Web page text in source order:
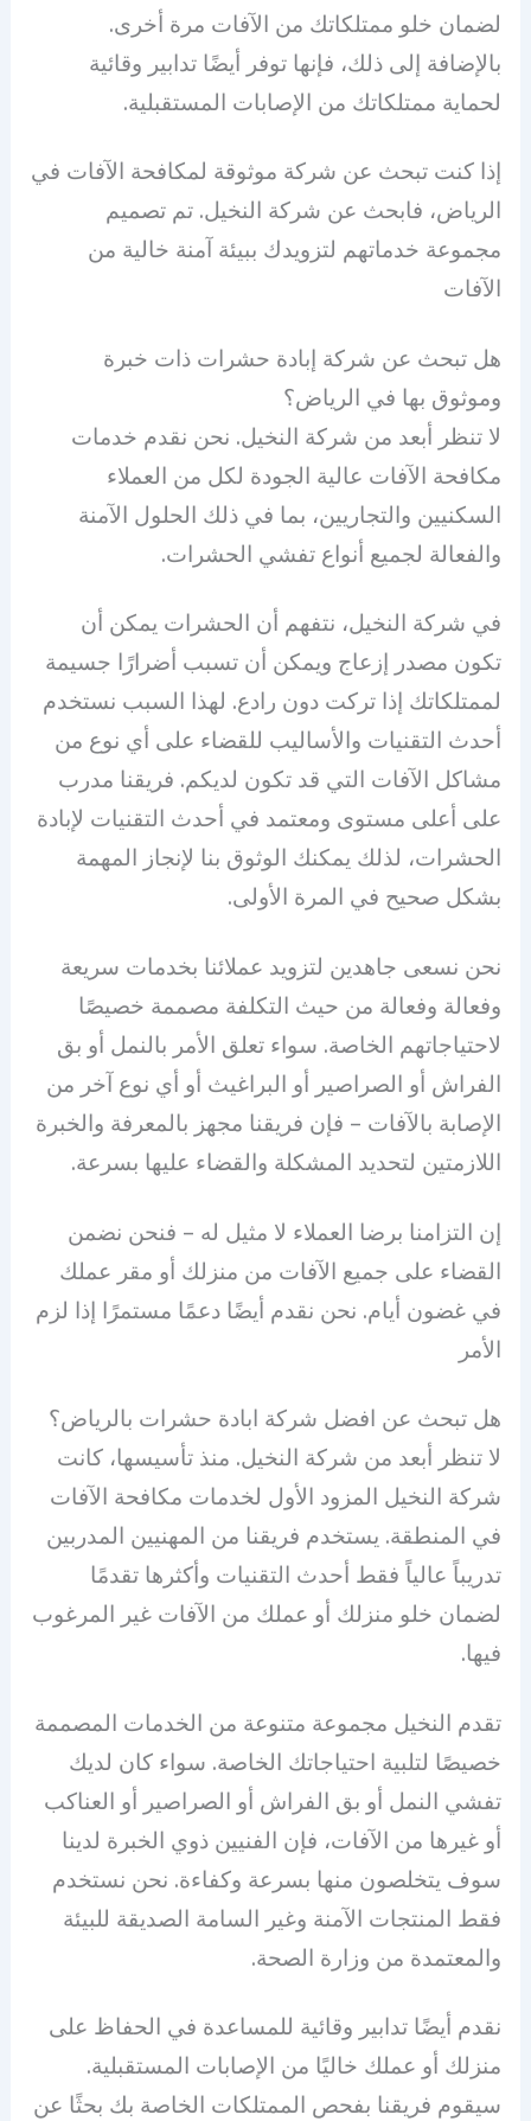
لضمان خلو ممتلكاتك من الآفات مرة أخرى.
بالإضافة إلى ذلك، فإنها توفر أيضًا تدابير وقائية
لحماية ممتلكاتك من الإصابات المستقبلية.
إذا كنت تبحث عن شركة موثوقة لمكافحة الآفات في
الرياض، فابحث عن شركة النخيل. تم تصميم
مجموعة خدماتهم لتزويدك ببيئة آمنة خالية من
الآفات
هل تبحث عن شركة إبادة حشرات ذات خبرة
وموثوق بها في الرياض؟
لا تنظر أبعد من شركة النخيل. نحن نقدم خدمات
مكافحة الآفات عالية الجودة لكل من العملاء
السكنيين والتجاريين، بما في ذلك الحلول الآمنة
والفعالة لجميع أنواع تفشي الحشرات.
في شركة النخيل، نتفهم أن الحشرات يمكن أن
تكون مصدر إزعاج ويمكن أن تسبب أضرارًا جسيمة
لممتلكاتك إذا تركت دون رادع. لهذا السبب نستخدم
أحدث التقنيات والأساليب للقضاء على أي نوع من
مشاكل الآفات التي قد تكون لديكم. فريقنا مدرب
على أعلى مستوى ومعتمد في أحدث التقنيات لإبادة
الحشرات، لذلك يمكنك الوثوق بنا لإنجاز المهمة
بشكل صحيح في المرة الأولى.
نحن نسعى جاهدين لتزويد عملائنا بخدمات سريعة
وفعالة وفعالة من حيث التكلفة مصممة خصيصًا
لاحتياجاتهم الخاصة. سواء تعلق الأمر بالنمل أو بق
الفراش أو الصراصير أو البراغيث أو أي نوع آخر من
الإصابة بالآفات – فإن فريقنا مجهز بالمعرفة والخبرة
اللازمتين لتحديد المشكلة والقضاء عليها بسرعة.
إن التزامنا برضا العملاء لا مثيل له – فنحن نضمن
القضاء على جميع الآفات من منزلك أو مقر عملك
في غضون أيام. نحن نقدم أيضًا دعمًا مستمرًا إذا لزم
الأمر
هل تبحث عن افضل شركة ابادة حشرات بالرياض؟
لا تنظر أبعد من شركة النخيل. منذ تأسيسها، كانت
شركة النخيل المزود الأول لخدمات مكافحة الآفات
في المنطقة. يستخدم فريقنا من المهنيين المدربين
تدريباً عالياً فقط أحدث التقنيات وأكثرها تقدمًا
لضمان خلو منزلك أو عملك من الآفات غير المرغوب
فيها.
تقدم النخيل مجموعة متنوعة من الخدمات المصممة
خصيصًا لتلبية احتياجاتك الخاصة. سواء كان لديك
تفشي النمل أو بق الفراش أو الصراصير أو العناكب
أو غيرها من الآفات، فإن الفنيين ذوي الخبرة لدينا
سوف يتخلصون منها بسرعة وكفاءة. نحن نستخدم
فقط المنتجات الآمنة وغير السامة الصديقة للبيئة
والمعتمدة من وزارة الصحة.
نقدم أيضًا تدابير وقائية للمساعدة في الحفاظ على
منزلك أو عملك خاليًا من الإصابات المستقبلية.
سيقوم فريقنا بفحص الممتلكات الخاصة بك بحثًا عن